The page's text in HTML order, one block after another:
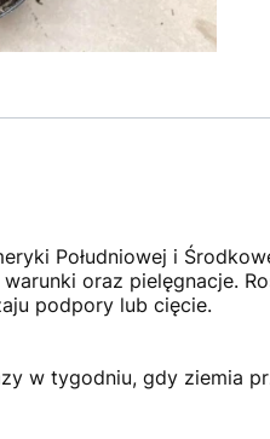
Południowej i
oraz pielęgnacje.
podpory lub cięcie.
w tygodniu, gdy ziemia